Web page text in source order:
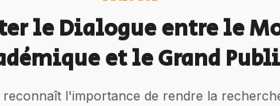
le Dialogue entre le
et le Grand
l'importance de rendre la